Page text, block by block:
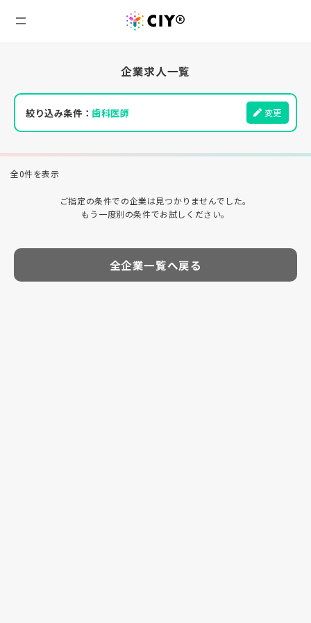
企業求人一覧
絞り込み条件：歯科医師 変更
全0件を表示
ご指定の条件での企業は見つかりませんでした。
もう一度別の条件でお試しください。
全企業一覧へ戻る